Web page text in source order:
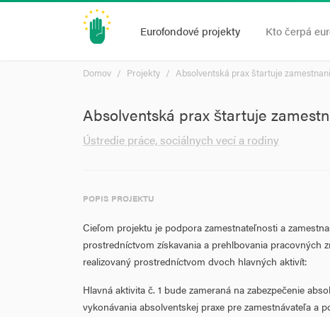
Eurofondové projekty Kto čerpá
Domov Projekty Absolventská prax štartuje
Absolventská prax štartuje
Ústredie práce, sociálnych vecí a rodiny
POPIS PROJEKTU
Cieľom projektu je podpora zamestnateľnosti a
prostredníctvom získavania a prehlbovania pracovných
realizovaný prostredníctvom dvoch hlavných aktivít:
Hlavná aktivita č. 1 bude zameraná na zabezpečenie
vykonávania absolventskej praxe pre zamestnávateľa a